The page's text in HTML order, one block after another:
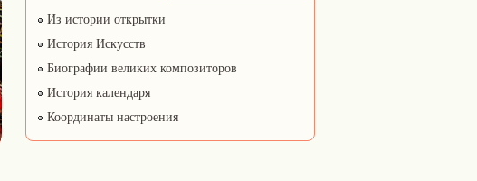
Из истории открытки
История Искусств
Биографии великих композиторов
История календаря
Координаты настроения